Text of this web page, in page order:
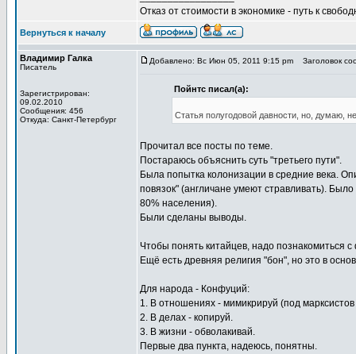
Отказ от стоимости в экономике - путь к
Вернуться к началу
Владимир Галка
Писатель
Зарегистрирован:
09.02.2010
Сообщения: 456
Откуда: Санкт-Петербург
Добавлено: Вс Июн 05, 2011 9:15 pm Заголовок
Пойнтс писал(а):
Статья полугодовой давности, но, думаю,
Прочитал все посты по теме.
Постараюсь объяснить суть "третьего пути".
Была попытка колонизации в средние века.
повязок" (англичане умеют стравливать).
80% населения).
Были сделаны выводы.
Чтобы понять китайцев, надо познакомиться
Ещё есть древняя религия "бон", но это в
Для народа - Конфуций:
1. В отношениях - мимикрируй (под марксистов
2. В делах - копируй.
3. В жизни - обволакивай.
Первые два пункта, надеюсь, понятны.